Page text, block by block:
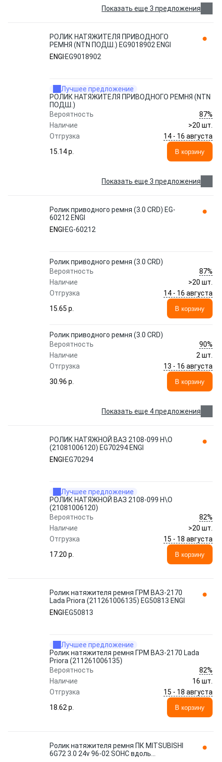
Показать еще 3 предложения
РОЛИК НАТЯЖИТЕЛЯ ПРИВОДНОГО
РЕМНЯ (NTN ПОДШ.) EG9018902 ENGI
ENGI EG9018902
Лучшее предложение
РОЛИК НАТЯЖИТЕЛЯ ПРИВОДНОГО РЕМНЯ (NTN
ПОДШ.)
Вероятность
87%
Наличие
>20 шт.
Отгрузка
14 - 16 августа
15.14 p.
В корзину
Показать еще 3 предложения
Ролик приводного ремня (3.0 CRD) EG-
60212 ENGI
ENGI EG-60212
Ролик приводного ремня (3.0 CRD)
Вероятность
87%
Наличие
>20 шт.
Отгрузка
14 - 16 августа
15.65 p.
В корзину
Ролик приводного ремня (3.0 CRD)
Вероятность
90%
Наличие
2 шт.
Отгрузка
13 - 16 августа
30.96 p.
В корзину
Показать еще 4 предложения
РОЛИК НАТЯЖНОЙ ВАЗ 2108-099 Н\О
(21081006120) EG70294 ENGI
ENGI EG70294
Лучшее предложение
РОЛИК НАТЯЖНОЙ ВАЗ 2108-099 Н\О
(21081006120)
Вероятность
82%
Наличие
>20 шт.
Отгрузка
15 - 18 августа
17.20 p.
В корзину
Ролик натяжителя ремня ГРМ ВАЗ-2170
Lada Priora (211261006135) EG50813 ENGI
ENGI EG50813
Лучшее предложение
Ролик натяжителя ремня ГРМ ВАЗ-2170 Lada
Priora (211261006135)
Вероятность
82%
Наличие
16 шт.
Отгрузка
15 - 18 августа
18.62 p.
В корзину
Ролик натяжителя ремня ПК MITSUBISHI
6G72 3.0 24v 96-02 SOHC вдоль